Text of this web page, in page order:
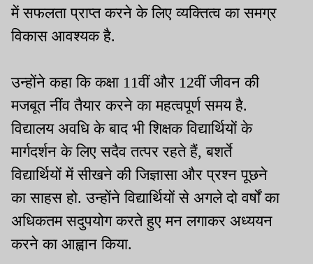
में सफलता प्राप्त करने के लिए व्यक्तित्व का समग्र
विकास आवश्यक है.
उन्होंने कहा कि कक्षा 11वीं और 12वीं जीवन की
मजबूत नींव तैयार करने का महत्वपूर्ण समय है.
विद्यालय अवधि के बाद भी शिक्षक विद्यार्थियों के
मार्गदर्शन के लिए सदैव तत्पर रहते हैं, बशर्ते
विद्यार्थियों में सीखने की जिज्ञासा और प्रश्न पूछने
का साहस हो. उन्होंने विद्यार्थियों से अगले दो वर्षों का
अधिकतम सदुपयोग करते हुए मन लगाकर अध्ययन
करने का आह्वान किया.